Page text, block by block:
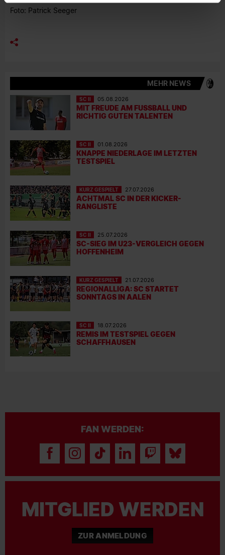
Foto: Patrick Seeger
MEHR NEWS
SC II 05.08.2026
MIT FREUDE AM FUSSBALL UND R
ICHTIG GUTEN TALENTEN
SC II 01.08.2026
KNAPPE NIEDERLAGE IM LETZTEN
TESTSPIEL
KURZ GESPIELT 27.07.2026
ACHTMAL SC IN DER KICKER-
RANGLISTE
SC II 25.07.2026
SC-SIEG IM U23-VERGLEICH GEGEN
HOFFENHEIM
KURZ GESPIELT 21.07.2026
REGIONALLIGA: SC STARTET
SONNTAGS IN AALEN
SC II 18.07.2026
REMIS IM TESTSPIEL GEGEN
SCHAFFHAUSEN
FAN WERDEN:
MITGLIED WERDEN
ZUR ANMELDUNG